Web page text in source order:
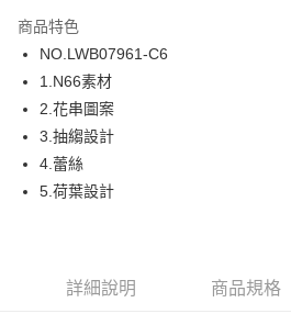
運送方式
全家取貨付款
每筆NT$80，滿NT$1,000(含以上)免運費
付款後全家取貨
每筆NT$80，滿NT$1,000(含以上)免運費
付款後7-11取貨
商品特色
NO.LWB07961-C6
1.N66素材
2.花串圖案
3.抽縐設計
4.蕾絲
5.荷葉設計
詳細說明 商品規格